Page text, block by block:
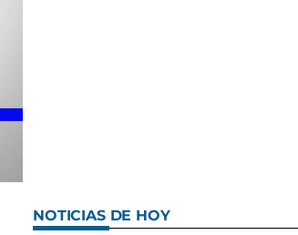
NOTICIAS DE HOY